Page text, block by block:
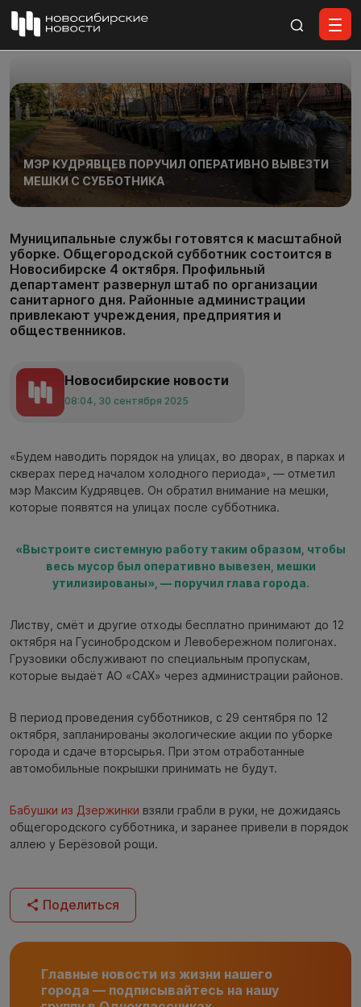
МЭР КУДРЯВЦЕВ ПОРУЧИЛ ОПЕРАТИВНО ВЫВЕЗТИ
МЕШКИ С СУББОТНИКА
Муниципальные службы готовятся к масштабной
уборке. Общегородской субботник состоится в
Новосибирске 4 октября. Профильный
департамент развернул штаб по организации
санитарного дня. Районные администрации
привлекают учреждения, предприятия и
общественников.
Новосибирские новости
08:04, 30 сентября 2025
«Будем наводить порядок на улицах, во дворах, в парках и
скверах перед началом холодного периода», — отметил
мэр Максим Кудрявцев. Он обратил внимание на мешки,
которые появятся на улицах после субботника.
«Выстроите системную работу таким образом, чтобы
весь мусор был оперативно вывезен, мешки
утилизированы», — поручил глава города.
Листву, смёт и другие отходы бесплатно принимают до 12
октября на Гусинобродском и Левобережном полигонах.
Грузовики обслуживают по специальным пропускам,
которые выдаёт АО «САХ» через администрации районов.
В период проведения субботников, с 29 сентября по 12
октября, запланированы экологические акции по уборке
города и сдаче вторсырья. При этом отработанные
автомобильные покрышки принимать не будут.
Бабушки из Дзержинки взяли грабли в руки, не дожидаясь
общегородского субботника, и заранее привели в порядок
аллею у Берёзовой рощи.
Поделиться
Главные новости из жизни нашего
города — подписывайтесь на нашу